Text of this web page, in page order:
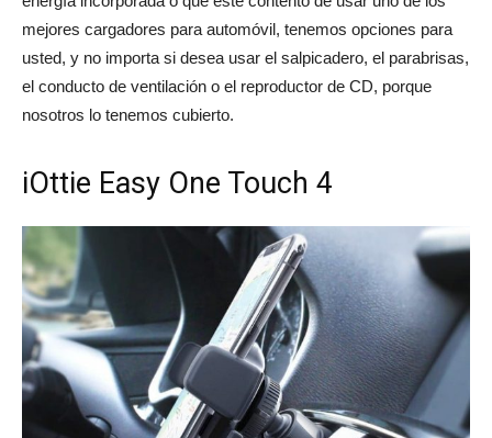
mejores cargadores para automóvil, tenemos opciones para
usted, y no importa si desea usar el salpicadero, el parabrisas,
el conducto de ventilación o el reproductor de CD, porque
nosotros lo tenemos cubierto.
iOttie Easy One Touch 4